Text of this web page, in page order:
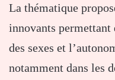
La thématique
innovants permettant
des sexes et
notamment dans les